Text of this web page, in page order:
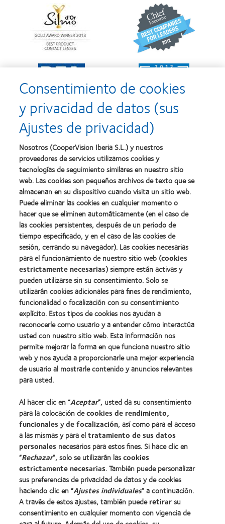
about
Premio
Silmo
mejor
con
MyDay™
Learn
more
about
2012
y
2010:
Mejor
empresa
el
desarrollo
del
liderazgo
Learn
about
2011:
Premios
a
mejor
(2011)
Learn
about
2011:
Premio
a
salud
Learn
more
about
2012:
Premio
Manufacturing
Leadership
100
(ML
100)
(2012)
Learn
more
about
2012
Premio
internacional
REBRAND
100®
(2012)
Learn
more
about
Premio
de
la
Industria
de
la
BCLA
Nuestros productos
Encuentre su lente
Tecnología para lentes de contacto
Lentes de contacto y visión
Usuario experimentado
Blog
Sobre nosotros
Carreras
Noticias
Contacto
Consentimiento de cookies
y privacidad de datos (sus
Ajustes de privacidad)
Nosotros (CooperVision Iberia S.L.) y nuestros
proveedores de servicios utilizamos cookies y
tecnologías de seguimiento similares en nuestro sitio
web. Las cookies son pequeños archivos de texto que se
almacenan en su dispositivo cuando visita un sitio web.
Puede eliminar las cookies en cualquier momento o
hacer que se eliminen automáticamente (en el caso de
las cookies persistentes, después de un periodo de
tiempo especificado, y en el caso de las cookies de
sesión, cerrando su navegador). Las cookies necesarias
para el funcionamiento de nuestro sitio web (cookies
estrictamente necesarias) siempre están activas y
pueden utilizarse sin su consentimiento. Solo se
utilizarán cookies adicionales para fines de rendimiento,
funcionalidad o focalización con su consentimiento
explícito. Estos tipos de cookies nos ayudan a
reconocerle como usuario y a entender cómo interactúa
usted con nuestro sitio web. Esta información nos
permite mejorar la forma en que funciona nuestro sitio
web y nos ayuda a proporcionarle una mejor experiencia
de usuario al mostrarle contenido y anuncios relevantes
para usted.
Al hacer clic en “Aceptar”, usted da su consentimiento
para la colocación decookies de rendimiento,
funcionalesyde focalización, así como para el acceso
a las mismas y para eltratamiento de sus datos
personales necesarios para estos fines. Si hace clic en
“Rechazar”, solo se utilizarán lascookies
estrictamente necesarias. También puede personalizar
sus preferencias de privacidad de datos y de cookies
haciendo clic en “Ajustes individuales” a continuación.
A través de estos ajustes, también puederetirarsu
consentimiento en cualquier momento con vigencia de